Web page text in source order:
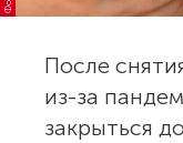
После
из-за
закрыться